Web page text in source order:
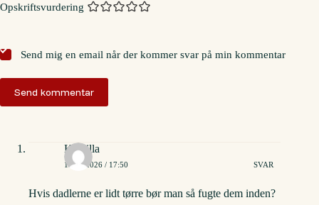
Opskriftsvurdering
Send mig en email når der kommer svar på min kommentar
Send kommentar
Kamilla
15/02/2026 / 17:50 SVAR
Hvis dadlerne er lidt tørre bør man så fugte dem inden?